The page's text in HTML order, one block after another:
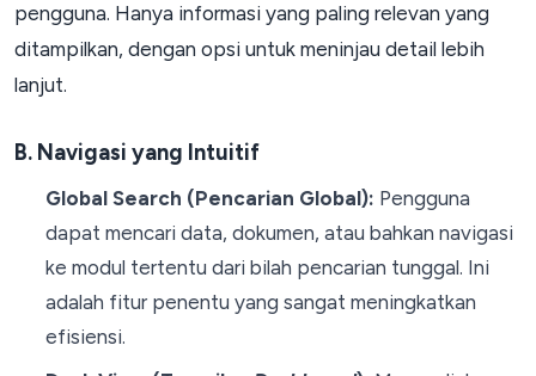
pengguna. Hanya informasi yang paling relevan yang
ditampilkan, dengan opsi untuk meninjau detail lebih
lanjut.
B. Navigasi yang Intuitif
Global Search (Pencarian Global): Pengguna
dapat mencari data, dokumen, atau bahkan navigasi
ke modul tertentu dari bilah pencarian tunggal. Ini
adalah fitur penentu yang sangat meningkatkan
efisiensi.